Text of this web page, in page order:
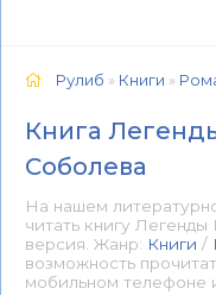
Рулиб » Книги »
Книга
Соболева
На нашем
читать книгу
версия. Жанр: Книги /
возможность
мобильном телефоне